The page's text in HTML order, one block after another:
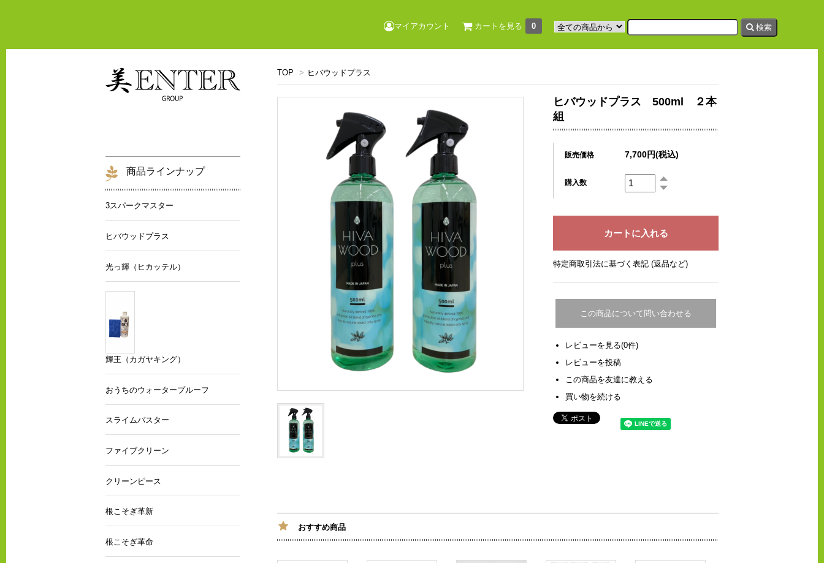
検索
マイアカウント カートを見る 0
TOP > ヒバウッドプラス
ヒバウッドプラス 500ml ２本
組
販売価格 7,700円(税込)
購入数
特定商取引法に基づく表記 (返品など)
この商品について問い合わせる
レビューを見る(0件)
レビューを投稿
この商品を友達に教える
買い物を続ける
おすすめ商品
商品ラインナップ
3スパークマスター
ヒバウッドプラス
光っ輝（ヒカッテル）
輝王（カガヤキング）
おうちのウォータープルーフ
スライムバスター
ファイブクリーン
クリーンピース
根こそぎ革新
根こそぎ革命